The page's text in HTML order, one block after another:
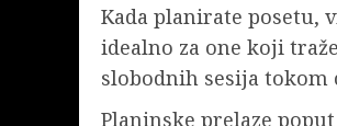
Kada planirate posetu,
idealno za one koji
slobodnih sesija
Planinske prelaze